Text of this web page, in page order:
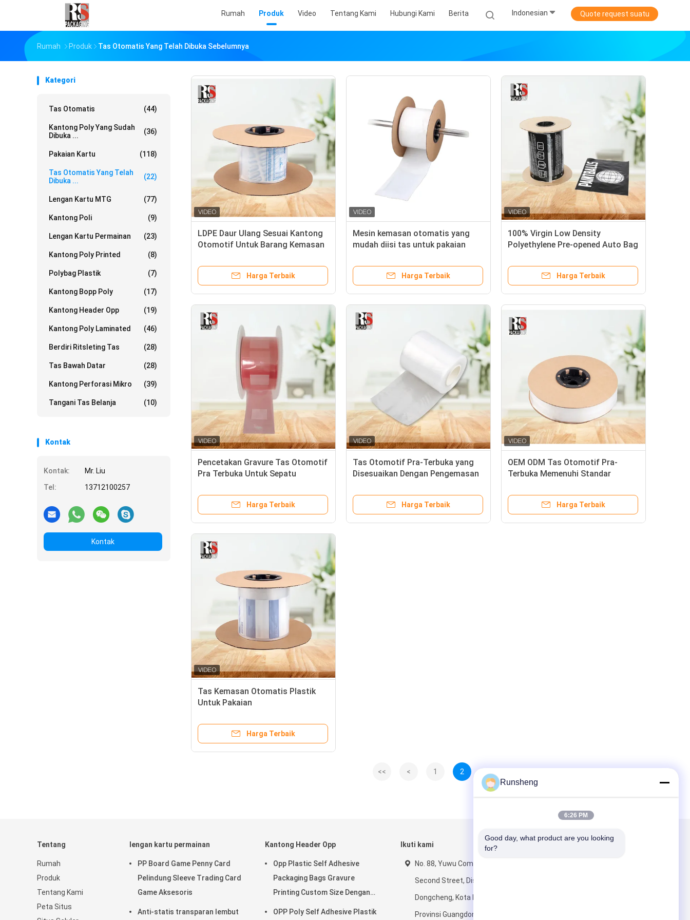
Rumah Produk Video Tentang Kami Hubungi Kami Berita Indonesian Quote request suatu
Rumah Produk Tas Otomatis Yang Telah Dibuka Sebelumnya
Kategori
Tas Otomatis (44)
Kantong Poly Yang Sudah
Dibuka ...
(36)
Pakaian Kartu (118)
Tas Otomatis Yang Telah
Dibuka ...
(22)
Lengan Kartu MTG (77)
Kantong Poli (9)
Lengan Kartu Permainan (23)
Kantong Poly Printed (8)
Polybag Plastik (7)
Kantong Bopp Poly (17)
Kantong Header Opp (19)
Kantong Poly Laminated (46)
Berdiri Ritsleting Tas (28)
Tas Bawah Datar (28)
Kantong Perforasi Mikro (39)
Tangani Tas Belanja (10)
Kontak
Kontak:
Mr. Liu
Tel:
13712100257
Kontak
LDPE Daur Ulang Sesuai Kantong
Otomotif Untuk Barang Kemasan
Harga Terbaik
Mesin kemasan otomatis yang
mudah diisi tas untuk pakaian
Harga Terbaik
100% Virgin Low Density
Polyethylene Pre-opened Auto Bag
Harga Terbaik
Pencetakan Gravure Tas Otomotif
Pra Terbuka Untuk Sepatu
Harga Terbaik
Tas Otomotif Pra-Terbuka yang
Disesuaikan Dengan Pengemasan
Kemasan
Harga Terbaik
OEM ODM Tas Otomotif Pra-
Terbuka Memenuhi Standar
Harga Terbaik
Tas Kemasan Otomatis Plastik
Untuk Pakaian
Harga Terbaik
<< < 1 2
Tentang
Rumah
Produk
Tentang Kami
Peta Situs
lengan kartu permainan
PP Board Game Penny Card
Pelindung Sleeve Trading Card
Game Aksesoris
Anti-statis transparan lembut
Kantong Header Opp
Opp Plastic Self Adhesive
Packaging Bags Gravure
Printing Custom Size Dengan
OPP Poly Self Adhesive Plastik
Ikuti kami
No. 88, Yuwu Commercial
Second Street, Distrik
Dongcheng, Kota Dongguan,
Provinsi Guangdong
Kirimkan Kami
Runsheng
6:26 PM
Good day, what product are you looking
for?